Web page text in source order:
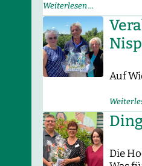
Weiterlesen …Herzlich
willkommen!
Auf
Die